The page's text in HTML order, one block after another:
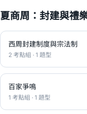
夏商周：封建與禮
西周封建制度與宗法制
2 考點組 · 1 題型
百家爭鳴
1 考點組 · 1 題型